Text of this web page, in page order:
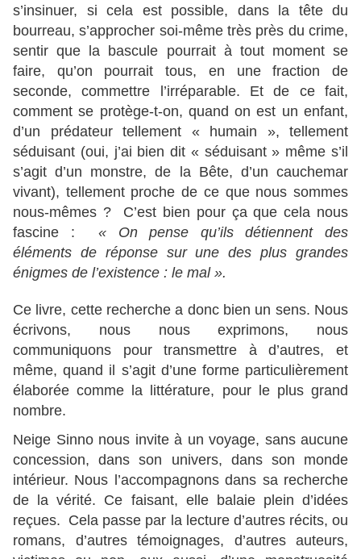
s’insinuer, si cela est possible, dans la tête du
bourreau, s’approcher soi-même très près du crime,
sentir que la bascule pourrait à tout moment se
faire, qu’on pourrait tous, en une fraction de
seconde, commettre l’irréparable. Et de ce fait,
comment se protège-t-on, quand on est un enfant,
d’un prédateur tellement « humain », tellement
séduisant (oui, j’ai bien dit « séduisant » même s’il
s’agit d’un monstre, de la Bête, d’un cauchemar
vivant), tellement proche de ce que nous sommes
nous-mêmes ? C’est bien pour ça que cela nous
fascine : « On pense qu’ils détiennent des
éléments de réponse sur une des plus grandes
énigmes de l’existence : le mal ».
Ce livre, cette recherche a donc bien un sens. Nous
écrivons, nous nous exprimons, nous
communiquons pour transmettre à d’autres, et
même, quand il s’agit d’une forme particulièrement
élaborée comme la littérature, pour le plus grand
nombre.
Neige Sinno nous invite à un voyage, sans aucune
concession, dans son univers, dans son monde
intérieur. Nous l’accompagnons dans sa recherche
de la vérité. Ce faisant, elle balaie plein d’idées
reçues. Cela passe par la lecture d’autres récits, ou
romans, d’autres témoignages, d’autres auteurs,